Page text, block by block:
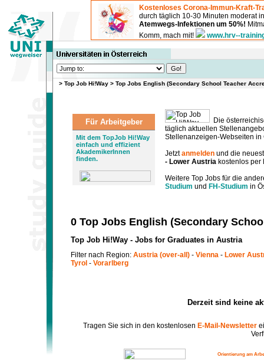
Kostenloses Corona-Immun-Kraft-
durch täglich 10-30 Minuten moderat
Atemwegs-Infektionen um 50%!
Komm, mach mit!
www.hrv--
> Top Job Hi!Way > Top Jobs English (Secondary School Teacher
Für Arbeitgeber
Mit dem TopJob Hi!Way
einfach und effizient
AkademikerInnen
finden.
Die
täglich aktuellen
Stellenanzeigen-Webseiten in
Jetztanmelden und die
- Lower Austria kostenlos per
Weitere Top Jobs für die
Studium und FH-Studium in
0 Top Jobs English (Secondary
Top Job Hi!Way - Jobs for Graduates in Austria
Filter nach Region: Austria (over-all) - Vienna - Lower
Tyrol - Vorarlberg
Derzeit sind keine
Tragen Sie sich in den kostenlosen E-Mail-Newsletter
Orientierung am